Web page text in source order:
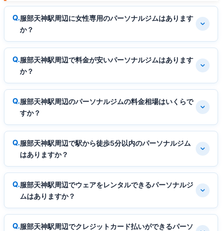
服部天神駅周辺に女性専用のパーソナルジムはあります
か？
服部天神駅周辺で料金が安いパーソナルジムはあります
か？
服部天神駅周辺のパーソナルジムの料金相場はいくらで
すか？
服部天神駅周辺で駅から徒歩5分以内のパーソナルジム
はありますか？
服部天神駅周辺でウェアをレンタルできるパーソナルジ
ムはありますか？
服部天神駅周辺でクレジットカード払いができるパーソ